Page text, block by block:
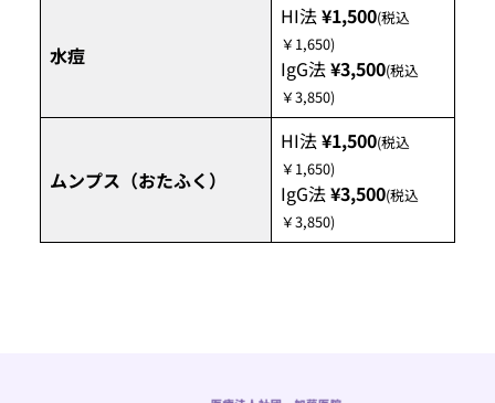
水痘
HI法¥1,500(税込
￥1,650)
IgG法¥3,500(税込
￥3,850)
ムンプス（おたふく）
HI法¥1,500(税込
￥1,650)
IgG法¥3,500(税込
￥3,850)